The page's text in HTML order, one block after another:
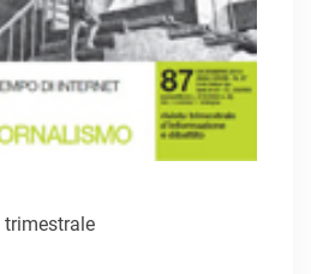
trimestrale